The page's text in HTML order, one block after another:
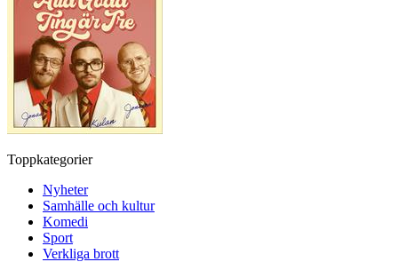
Toppkategorier
Nyheter
Samhälle och kultur
Komedi
Sport
Verkliga brott